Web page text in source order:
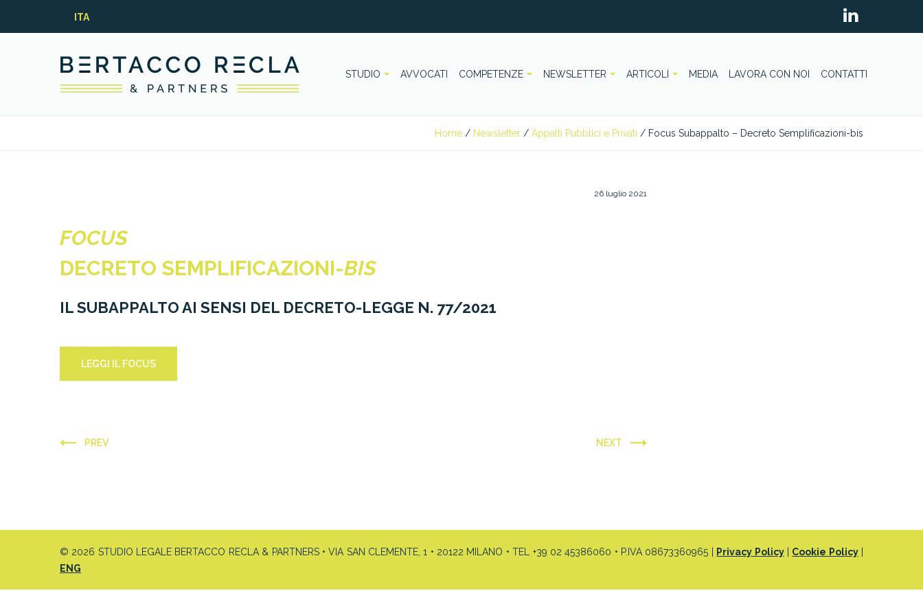
ITA
STUDIO AVVOCATI COMPETENZE NEWSLETTER ARTICOLI MEDIA LAVORA CON NOI CONTATTI
Home / Newsletter / Appalti Pubblici e Privati / Focus Subappalto – Decreto Semplificazioni-bis
26 luglio 2021
FOCUS
DECRETO SEMPLIFICAZIONI-BIS
IL SUBAPPALTO AI SENSI DEL DECRETO-LEGGE N. 77/2021
LEGGI IL FOCUS
PREV NEXT
© 2026 STUDIO LEGALE BERTACCO RECLA & PARTNERS • VIA SAN CLEMENTE, 1 • 20122 MILANO • TEL +39 02 45386060 • P.IVA 08673360965 | Privacy Policy| Cookie Policy|
ENG